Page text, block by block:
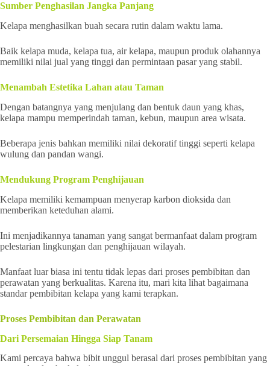
Sumber Penghasilan Jangka Panjang
Kelapa menghasilkan buah secara rutin dalam waktu lama.
Baik kelapa muda, kelapa tua, air kelapa, maupun produk olahannya
memiliki nilai jual yang tinggi dan permintaan pasar yang stabil.
Menambah Estetika Lahan atau Taman
Dengan batangnya yang menjulang dan bentuk daun yang khas,
kelapa mampu memperindah taman, kebun, maupun area wisata.
Beberapa jenis bahkan memiliki nilai dekoratif tinggi seperti kelapa
wulung dan pandan wangi.
Mendukung Program Penghijauan
Kelapa memiliki kemampuan menyerap karbon dioksida dan
memberikan keteduhan alami.
Ini menjadikannya tanaman yang sangat bermanfaat dalam program
pelestarian lingkungan dan penghijauan wilayah.
Manfaat luar biasa ini tentu tidak lepas dari proses pembibitan dan
perawatan yang berkualitas. Karena itu, mari kita lihat bagaimana
standar pembibitan kelapa yang kami terapkan.
Proses Pembibitan dan Perawatan
Dari Persemaian Hingga Siap Tanam
Kami percaya bahwa bibit unggul berasal dari proses pembibitan yang